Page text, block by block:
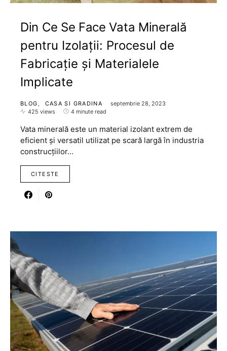
Din Ce Se Face Vata Minerală
pentru Izolații: Procesul de
Fabricație și Materialele
Implicate
BLOG CASA SI GRADINA
septembrie 28, 2023
425 views
4 minute read
Vata minerală este un material izolant extrem de
eficient și versatil utilizat pe scară largă în industria
construcțiilor…
CITESTE